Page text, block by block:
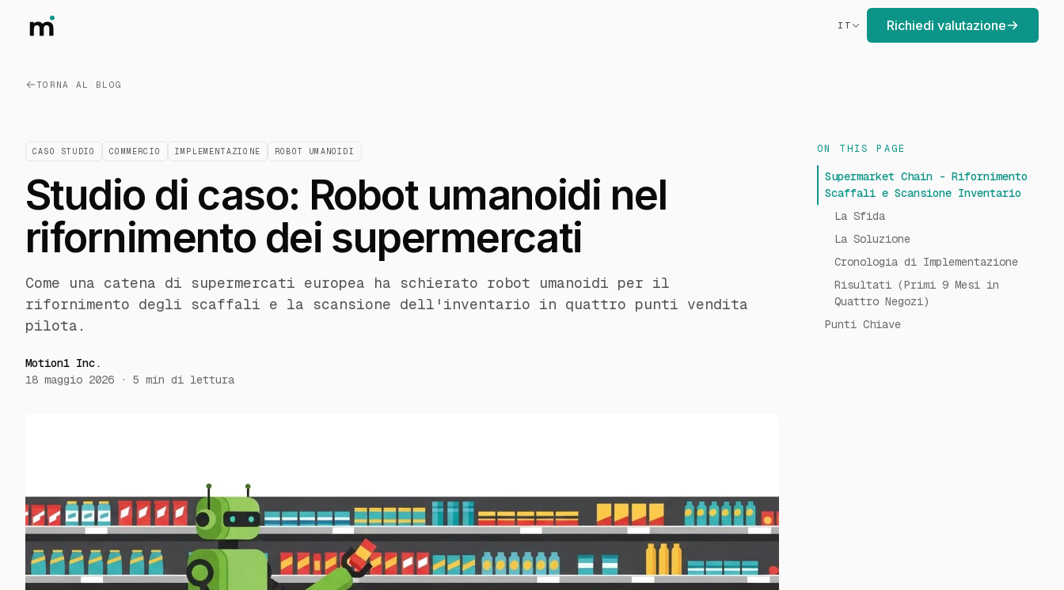
IT Richiedi valutazione
TORNA AL BLOG
CASO STUDIO COMMERCIO IMPLEMENTAZIONE ROBOT UMANOIDI
Studio di caso: Robot umanoidi nel
rifornimento dei supermercati
Come una catena di supermercati europea ha schierato robot umanoidi per il
rifornimento degli scaffali e la scansione dell'inventario in quattro punti vendita
pilota.
Motion1 Inc.
18 maggio 2026 · 5 min di lettura
ON THIS PAGE
Supermarket Chain - Rifornimento
Scaffali e Scansione Inventario
La Sfida
La Soluzione
Cronologia di Implementazione
Risultati (Primi 9 Mesi in
Quattro Negozi)
Punti Chiave